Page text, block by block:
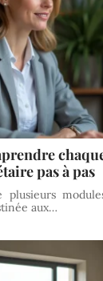
pas à pas
plusieurs
aux…